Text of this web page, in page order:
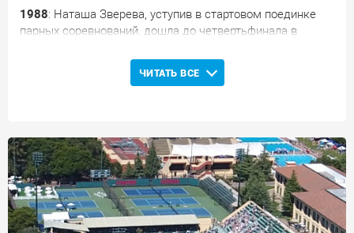
1988: Наташа Зверева, уступив в стартовом поединке
парных соревнований, дошла до четвертьфинала в
: Наташа Зверева дошла до полуфинала в
1992: Наташа Зверева, уступив в четвертьфинале
одиночных соревнований, вместе с американкой
Джиджи Фернандес завоевала звание победительницы
турнира в парном разряде.
1993: Татьяна Игнатьева уступила в стартовом поединке
основной одиночной сетки.
ЧИТАТЬ ВСЕ